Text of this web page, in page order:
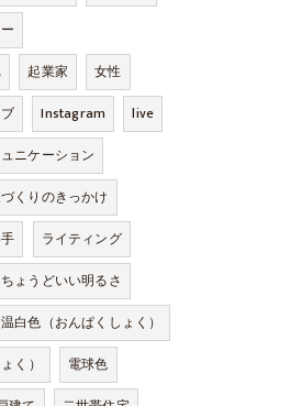
起業家
女性
Instagram
live
ニケーション
くりのきっかけ
ライティング
ちょうどいい明るさ
温白色（おんぱくしょく）
く）
電球色